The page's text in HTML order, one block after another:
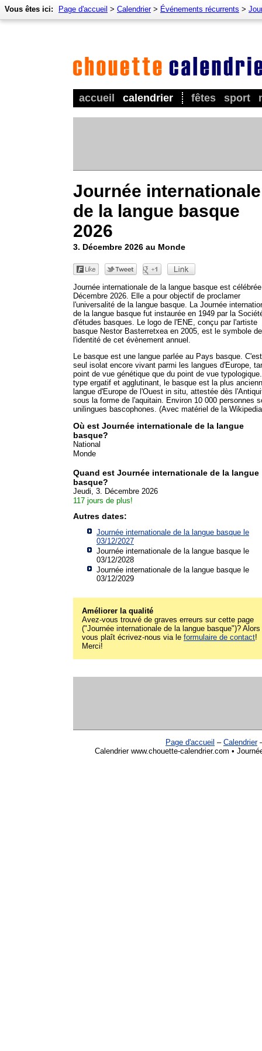
accueil calendrier fêtes sport
Vous êtes ici: Page d'accueil > Calendrier> Événements récurrents >
Journée internationale
de la langue basque
2026
3. Décembre 2026 au Monde
Journée internationale de la langue basque est
Décembre 2026. Elle a pour objectif de proclamer
l'universalité de la langue basque. La Journée
de la langue basque fut instaurée en 1949 par la
d'études basques. Le logo de l'ENE, conçu par l'artiste
basque Nestor Basterretxea en 2005, est le symbole de
l'identité de cet évènement annuel.
Le basque est une langue parlée au Pays basque.
seul isolat encore vivant parmi les langues d'Europe,
point de vue génétique que du point de vue
type ergatif et agglutinant, le basque est la plus
langue d'Europe de l'Ouest in situ, attestée dès
sous la forme de l'aquitain. Environ 10 000 personnes
unilingues bascophones. (Avec matériel de la
Où est Journée internationale de la langue
basque?
National
Monde
Quand est Journée internationale de la langue
basque?
Jeudi, 3. Décembre 2026
117 jours de plus!
Autres dates:
Journée internationale de la langue basque le
03/12/2027
Journée internationale de la langue basque le
03/12/2028
Journée internationale de la langue basque le
03/12/2029
Améliorer la qualité
Avez-vous trouvé de graves erreurs sur cette page
("Journée internationale de la langue basque")?
vous plaît écrivez-nous via le formulaire de contact!
Merci!
Page d'accueil – Calendrier
Calendrier www.chouette-calendrier.com •